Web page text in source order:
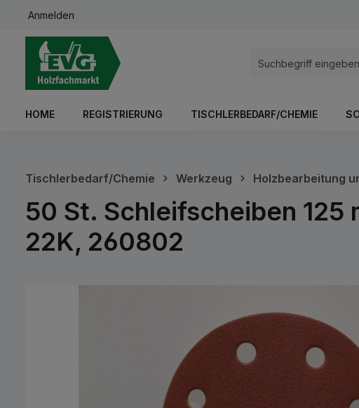
Zur Hauptnavigation springen
Anmelden
HOME REGISTRIERUNG TISCHLERBEDARF/CHEMIE
Tischlerbedarf/Chemie Werkzeug Holzbearbeitung
50 St. Schleifscheiben 125
22K, 260802